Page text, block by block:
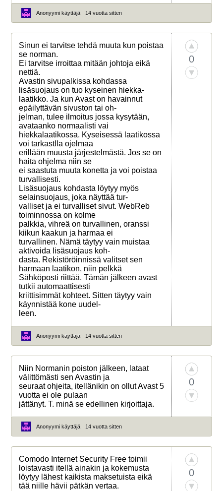
Anonyymi käyttäjä 14 vuotta sitten
Sinun ei tarvitse tehdä muuta kun poistaa
se norman.
Ei tarvitse irroittaa mitään johtoja eikä
nettiä.
Avastin sivupalkissa kohdassa
lisäsuojaus on tuo kyseinen hiekka-
laatikko. Ja kun Avast on havainnut
epäilyttävän sivuston tai oh-
jelman, tulee ilmoitus jossa kysytään,
avataanko normaalisti vai
hiekkalaatikossa. Kyseisessä laatikossa
voi tarkastlla ojelmaa
erillään muusta järjestelmästä. Jos se on
haita ohjelma niin se
ei saastuta muuta konetta ja voi poistaa
turvallisesti.
Lisäsuojaus kohdasta löytyy myös
selainsuojaus, joka näyttää tur-
valliset ja ei turvalliset sivut. WebReb
toiminnossa on kolme
palkkia, vihreä on turvallinen, oranssi
kiikun kaakun ja harmaa ei
turvallinen. Nämä täytyy vain muistaa
aktivoida lisäsuojaus koh-
dasta. Rekistöröinnissä valitset sen
harmaan laatikon, niin pelkkä
Sähköposti riittää. Tämän jälkeen avast
tutkii automaattisesti
kriittisimmät kohteet. Sitten täytyy vain
käynnistää kone uudel-
leen.
0
Anonyymi käyttäjä 14 vuotta sitten
Niin Normanin poiston jälkeen, lataat
välittömästi sen Avastin ja
seuraat ohjeita, itellänikin on ollut Avast 5
vuotta ei ole pulaan
jättänyt. T. minä se edellinen kirjoittaja.
0
Anonyymi käyttäjä 14 vuotta sitten
Comodo Internet Security Free toimii
loistavasti itellä ainakin ja kokemusta
löytyy lähest kaikista maksetuista eikä
tää niille hävii pätkän vertaa.
0